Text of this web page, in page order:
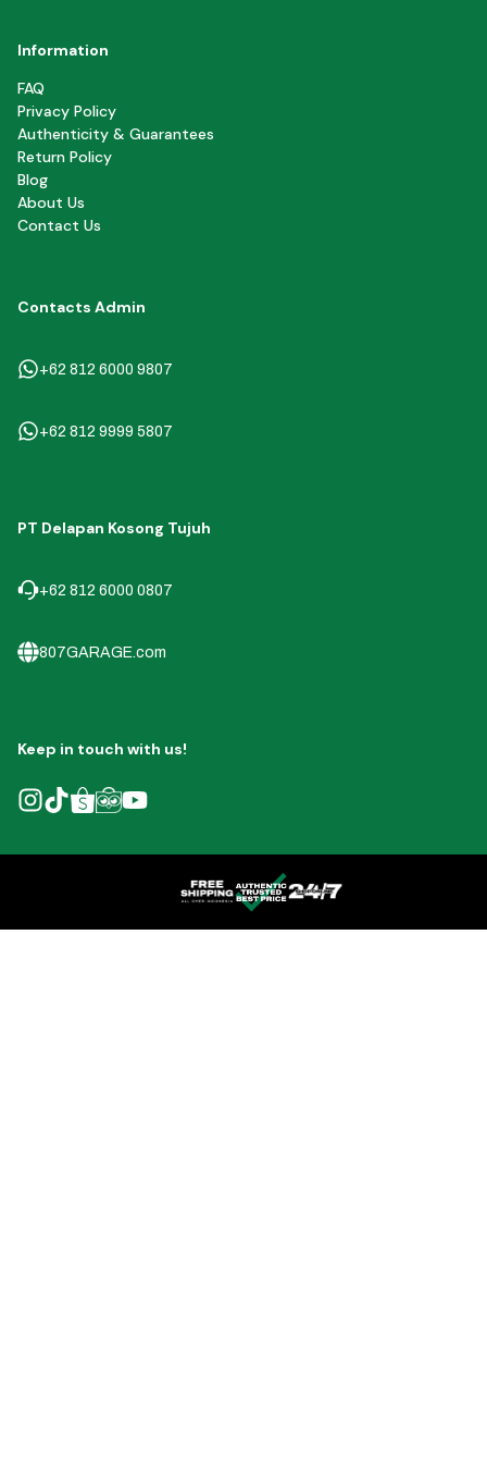
Information
FAQ
Privacy Policy
Authenticity & Guarantees
Return Policy
Blog
About Us
Contact Us
Contacts Admin
+62 812 6000 9807
+62 812 9999 5807
PT Delapan Kosong Tujuh
+62 812 6000 0807
807GARAGE.com
Keep in touch with us!